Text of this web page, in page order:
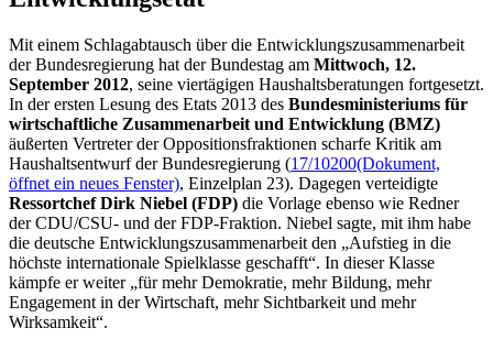
Mit einem Schlagabtausch über die Entwicklungszusammenarbeit
der Bundesregierung hat der Bundestag am Mittwoch, 12.
September 2012, seine viertägigen Haushaltsberatungen fortgesetzt.
In der ersten Lesung des Etats 2013 des Bundesministeriums für
wirtschaftliche Zusammenarbeit und Entwicklung (BMZ)
äußerten Vertreter der Oppositionsfraktionen scharfe Kritik am
Haushaltsentwurf der Bundesregierung (17/10200(Dokument,
öffnet ein neues Fenster), Einzelplan 23). Dagegen verteidigte
Ressortchef Dirk Niebel (FDP) die Vorlage ebenso wie Redner
der CDU/CSU- und der FDP-Fraktion. Niebel sagte, mit ihm habe
die deutsche Entwicklungszusammenarbeit den „Aufstieg in die
höchste internationale Spielklasse geschafft“. In dieser Klasse
kämpfe er weiter „für mehr Demokratie, mehr Bildung, mehr
Engagement in der Wirtschaft, mehr Sichtbarkeit und mehr
Wirksamkeit“.